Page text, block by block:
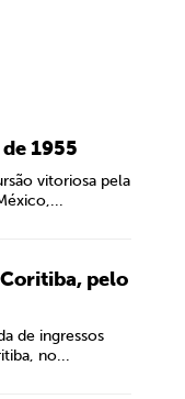
1955
vitoriosa pela
Coritiba, pelo
de ingressos
no...